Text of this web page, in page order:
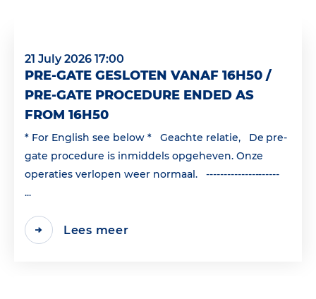
21 July 2026 17:00
PRE-GATE GESLOTEN VANAF 16H50 /
PRE-GATE PROCEDURE ENDED AS
FROM 16H50
* For English see below * Geachte relatie, De pre-
gate procedure is inmiddels opgeheven. Onze
operaties verlopen weer normaal. ---------------------
...
Lees meer